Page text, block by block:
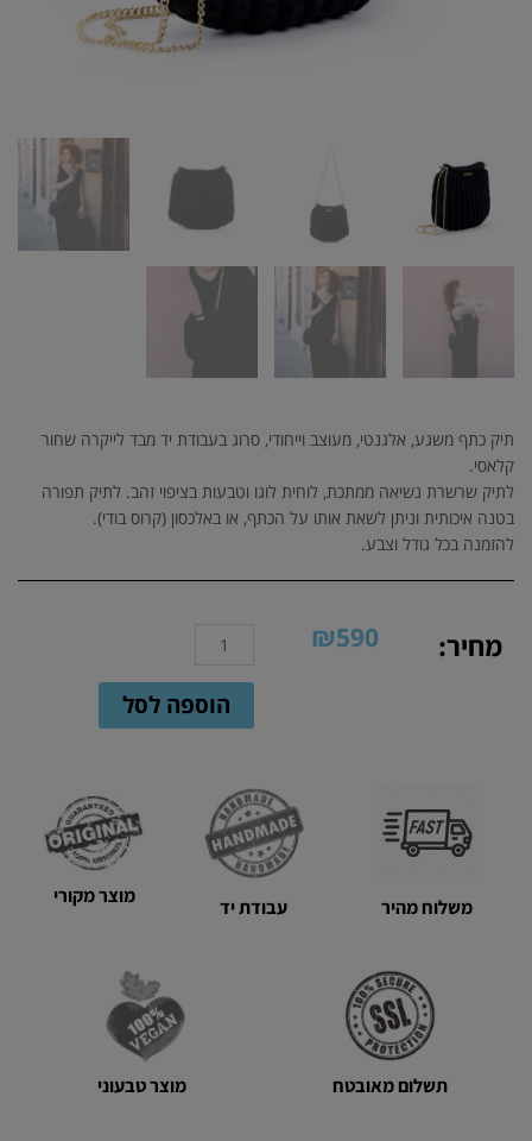
תיק כתף משגע, אלגנטי, מעוצב וייחודי, סרוג בעבודת יד מבד לייקרה שחור
קלאסי.
לתיק שרשרת נשיאה ממתכת, לוחית לוגו וטבעות בציפוי זהב. לתיק תפורה
בטנה איכותית וניתן לשאת אותו על הכתף, או באלכסון (קרוס בודי).
להזמנה בכל גודל וצבע.
מחיר: ₪590
כמות
תיק
ערב
גבוה
שחור
||
תיק
הוספה לסל
משלוח מהיר עבודת יד מוצר מקורי
תשלום מאובטח מוצר טבעוני